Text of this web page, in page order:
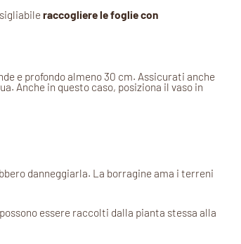
raccogliere le foglie con
e profondo almeno 30 cm. Assicurati anche
Anche in questo caso, posiziona il vaso in
danneggiarla. La borragine ama i terreni
essere raccolti dalla pianta stessa alla